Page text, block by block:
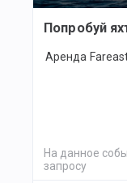
Попробуй
Аренда
На данное
запросу